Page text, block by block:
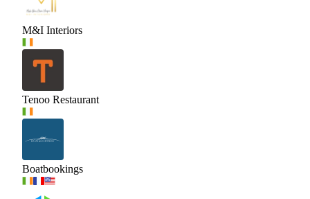
M&I Interiors
Tenoo Restaurant
Boatbookings